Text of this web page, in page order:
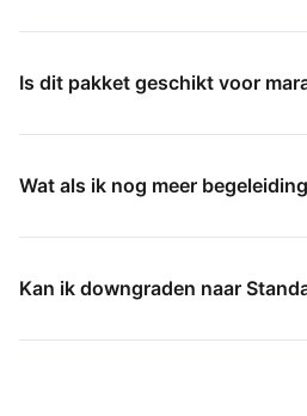
Is dit pakket geschikt voor
Wat als ik nog meer
Kan ik downgraden naar